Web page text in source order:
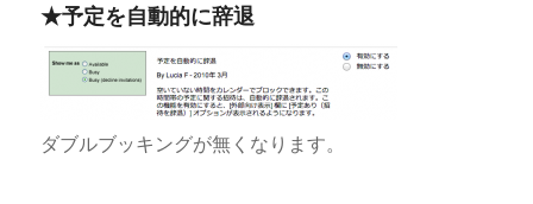
★予定を自動的に辞退
ダブルブッキングが無くなります。